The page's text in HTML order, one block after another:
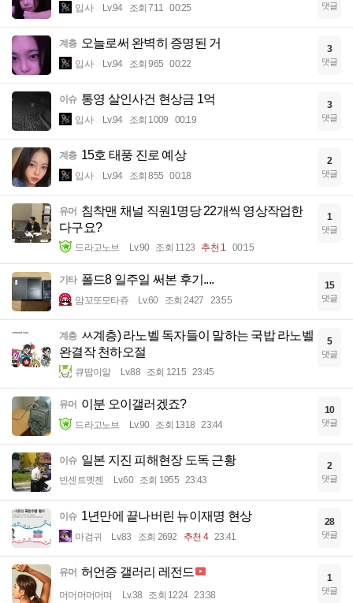
입사 Lv.94 조회 711 00:25 댓글
계층 오늘로써 완벽히 증명된 거
입사 Lv.94 조회 965 00:22
3
댓글
이슈 통영 살인사건 현상금 1억
입사 Lv.94 조회 1009 00:19
3
댓글
계층 15호 태풍 진로 예상
입사 Lv.94 조회 855 00:18
2
댓글
유머 침착맨 채널 직원1명당 22개씩 영상작업한
다구요?
드라고노브 Lv.90 조회 1123 추천 1 00:15
1
댓글
기타 폴드8 일주일 써본 후기....
암꼬또모타쥬 Lv.60 조회 2427 23:55
15
댓글
계층 ㅆ계층) 라노벨 독자들이 말하는 국밥 라노벨
완결작 천하오절
큐땁이알 Lv.88 조회 1215 23:45
5
댓글
유머 이분 오이갤러겠죠?
드라고노브 Lv.90 조회 1318 23:44
10
댓글
이슈 일본 지진 피해현장 도독 근황
빈센트멧젠 Lv.60 조회 1955 23:43
2
댓글
이슈 1년만에 끝나버린 뉴이재명 현상
마검귀 Lv.83 조회 2692 추천 4 23:41
28
댓글
유머 허언증 갤러리 레전드
머머머머머며 Lv.38 조회 1224 23:38
1
댓글